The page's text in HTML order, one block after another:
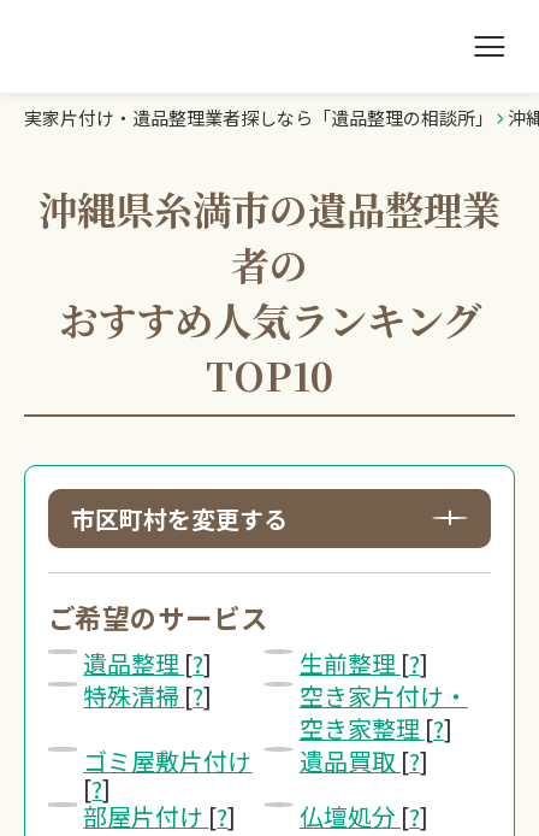
0120-20-1349
受付 8:30～17:30
無料・24時間受付
Webで無料見積りする
遺品整理の相談所TOP
業者を探す
初めての方へ
豆知識
お急ぎの方はこちら
実家片付け・遺品整理業者探しなら「遺品整理の相談所」 沖
沖縄県糸満市の遺品整理業
者の
おすすめ人気ランキング
TOP10
市区町村を変更する
ご希望のサービス
遺品整理 [?] 生前整理 [?]
特殊清掃 [?]
空き家片付け・
空き家整理 [?]
ゴミ屋敷片付け
[?]
遺品買取 [?]
部屋片付け [?] 仏壇処分 [?]